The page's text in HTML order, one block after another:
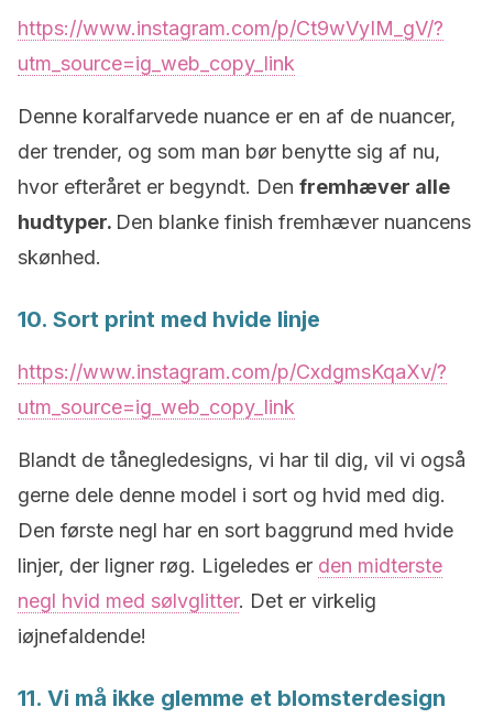
https://www.instagram.com/p/Ct9wVyIM_gV/?
utm_source=ig_web_copy_link
Denne koralfarvede nuance er en af de nuancer,
der trender, og som man bør benytte sig af nu,
hvor efteråret er begyndt. Den fremhæver alle
hudtyper. Den blanke finish fremhæver nuancens
skønhed.
10. Sort print med hvide linje
https://www.instagram.com/p/CxdgmsKqaXv/?
utm_source=ig_web_copy_link
Blandt de tånegledesigns, vi har til dig, vil vi også
gerne dele denne model i sort og hvid med dig.
Den første negl har en sort baggrund med hvide
linjer, der ligner røg. Ligeledes er den midterste
negl hvid med sølvglitter. Det er virkelig
iøjnefaldende!
11. Vi må ikke glemme et blomsterdesign